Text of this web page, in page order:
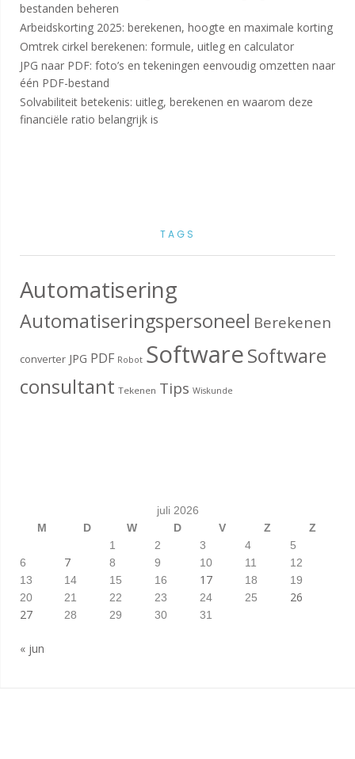
bestanden beheren
Arbeidskorting 2025: berekenen, hoogte en maximale korting
Omtrek cirkel berekenen: formule, uitleg en calculator
JPG naar PDF: foto’s en tekeningen eenvoudig omzetten naar
één PDF-bestand
Solvabiliteit betekenis: uitleg, berekenen en waarom deze
financiële ratio belangrijk is
TAGS
Automatisering
Automatiseringspersoneel Berekenen
converter JPG PDF Robot SoftwareSoftware
consultant Tekenen Tips Wiskunde
juli 2026
M
D W D V Z
Z
1
2 3 4
5
6
7 8 9 10 11
12
13
14 15 16 17 18
19
20
21 22 23 24 25
26
27
28 29 30 31
« jun